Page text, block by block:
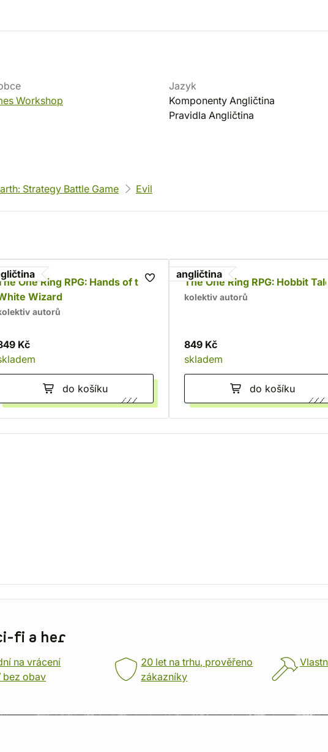
Workshop
Jazyk
Komponenty Angličtina
Pravidla Angličtina
Strategy Battle Game Evil
One Ring RPG: Hands of the
Wizard
autorů
Kč
do košíku
angličtina
The One Ring RPG: Hobbit
kolektiv autorů
849 Kč
skladem
do košíku
fi a her
na vrácení
bez obav
20 let na trhu, prověřeno
zákazníky